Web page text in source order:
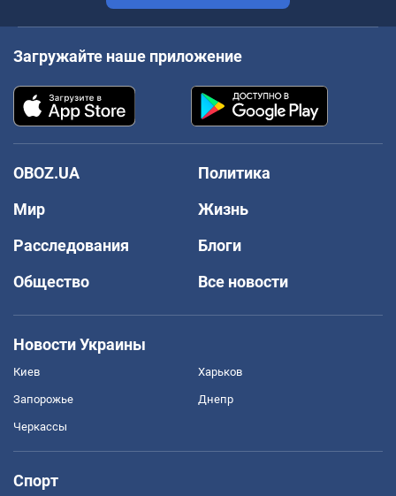
Загружайте наше приложение
OBOZ.UA
Политика
Мир
Жизнь
Расследования
Блоги
Общество
Все новости
Новости Украины
Киев Харьков
Запорожье Днепр
Черкассы
Спорт